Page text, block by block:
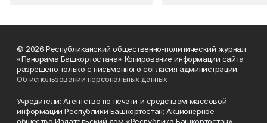
© 2026 Республиканский общественно-политический журнал
«Панорама Башкортостана» Копирование информации сайта
разрешено только с письменного согласия администрации.
Об использовании персональных данных
Учредители: Агентство по печати и средствам массовой
информации Республики Башкортостан; Акционерное